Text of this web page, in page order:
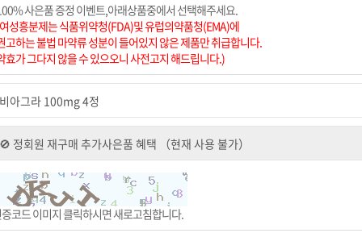
사은품 증정 이벤트,아래상품중에서 선택해주세요.
성흥분제는 식품위약청(FDA)및 유럽의약품청(EMA)에
고하는 불법 마약류 성분이 들어있지 않은 제품만 취급합니다.
효가 그다지 않을 수 있으오니 사전고지 해드립니다.)
코드 이미지 클릭하시면 새로고침합니다.